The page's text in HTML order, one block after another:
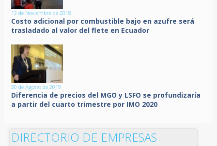
12 de Noviembre de 2018
Costo adicional por combustible bajo en azufre será
trasladado al valor del flete en Ecuador
30 de Agosto de 2019
Diferencia de precios del MGO y LSFO se profundizaría
a partir del cuarto trimestre por IMO 2020
DIRECTORIO DE EMPRESAS